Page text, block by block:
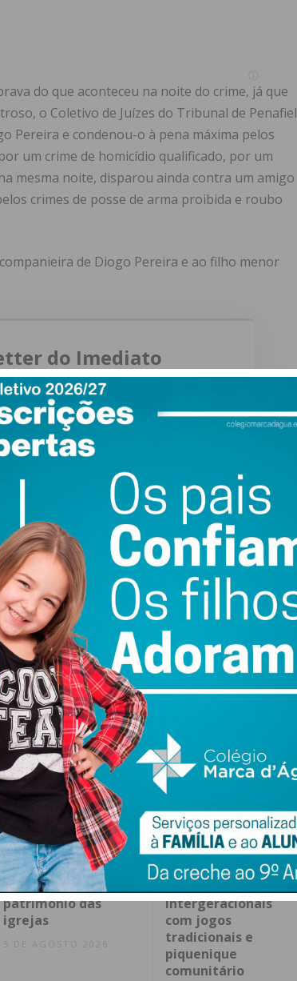
do que aconteceu na noite do crime, já que
o Coletivo de Juízes do Tribunal de Penafiel
Pereira e condenou-o à pena máxima pelos
um crime de homicídio qualificado, por um
mesma noite, disparou ainda contra um amigo
crimes de posse de arma proibida e roubo
de Diogo Pereira e ao filho menor
do Imediato
de forma regular a informação
termos e condições
Rota do Românico
investe na
salvaguarda do
património das
igrejas
5 DE AGOSTO 2026
“Dos 8 aos 80”: Paços
de Ferreira celebra
intergeracionais
com jogos
tradicionais e
piquenique
comunitário